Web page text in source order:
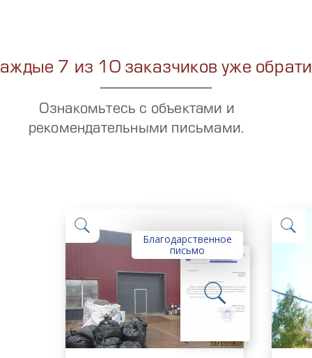
7 из 10 заказчиков уже
Ознакомьтесь с объектами и
рекомендательными письмами.
Благодарственное
письмо